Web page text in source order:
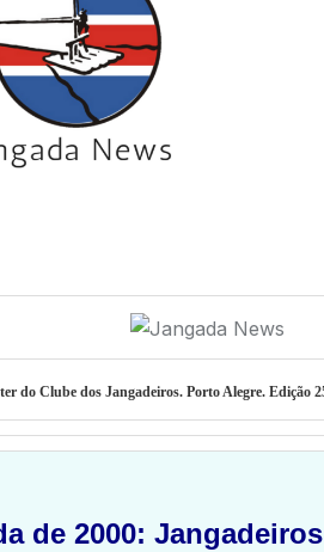
do Clube dos Jangadeiros. Porto Alegre. Edição
de 2000: